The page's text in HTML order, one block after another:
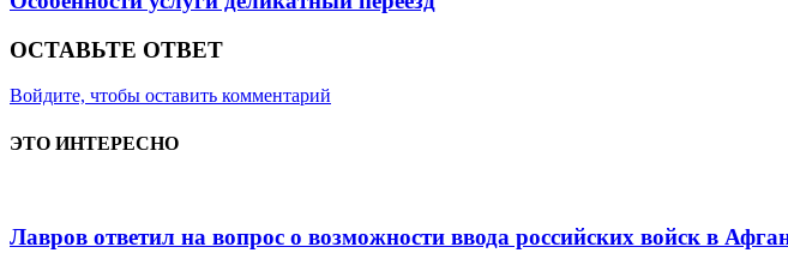
ОСТАВЬТЕ ОТВЕТ
Войдите, чтобы оставить комментарий
ЭТО ИНТЕРЕСНО
Лавров ответил на вопрос о возможности ввода российских войск в